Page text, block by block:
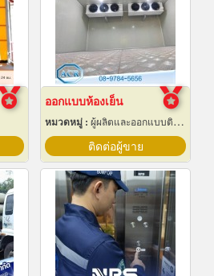
ออกแบบห้องเย็น
หมวดหมู่ : ผู้ผลิตและออกแบบติดตั้งห้องเย็น
ติดต่อผู้ขาย